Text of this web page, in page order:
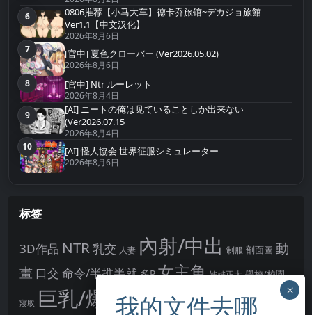
第6名
6
0806推荐【小马大车】德卡乔旅馆~デカジョ旅館
Ver1.1【中文汉化】
2026年8月6日
第7名
7 [官中] 夏色クローバー (Ver2026.05.02)
2026年8月6日
第8名
8 [官中] Ntr ルーレット
2026年8月4日
第9名
9
[AI] ニートの俺は见ていることしか出来ない
(Ver2026.07.15
2026年8月4日
第10名
10 [AI] 怪人協会 世界征服シミュレーター
2026年8月6日
标签
3D作品 NTR乳交 人妻 內射/中出 制服 剖面圖 動
畫 口交 命令/半推半就 多P 女主角 姊姊正太 學校/校園
寢取 巨乳/爆乳幻想 強制你播種 強制播種